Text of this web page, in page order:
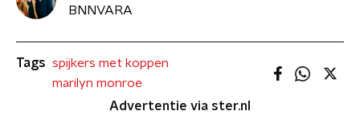
BNNVARA
Tags spijkers met koppen
marilyn monroe
Advertentie via ster.nl